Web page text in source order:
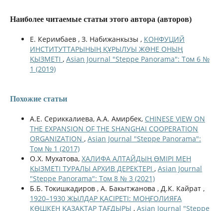
Наиболее читаемые статьи этого автора (авторов)
Е. Керимбаев , З. Набижанкызы , КОНФУЦИЙ
ИНСТИТУТТАРЫНЫҢ ҚҰРЫЛУЫ ЖƏНЕ ОНЫҢ
ҚЫЗМЕТІ , Asian Journal "Steppe Panorama": Том 6 №
1 (2019)
Похожие статьи
А.Е. Сериккалиева, А.А. Амирбек, CHINESE VIEW ON
THE EXPANSION OF THE SHANGHAI COOPERATION
ORGANIZATION , Asian Journal "Steppe Panorama":
Том № 1 (2017)
О.Х. Мухатова, ХАЛИФА АЛТАЙДЫҢ ӨМІРІ МЕН
ҚЫЗМЕТІ ТУРАЛЫ АРХИВ ДЕРЕКТЕРІ , Asian Journal
"Steppe Panorama": Том 8 № 3 (2021)
Б.Б. Токишкадиров , А. Бакытжанова , Д.К. Кайрат ,
1920–1930 ЖЫЛДАР ҚАСІРЕТІ: МОҢҒОЛИЯҒА
КӨШКЕН ҚАЗАҚТАР ТАҒДЫРЫ , Asian Journal "Steppe